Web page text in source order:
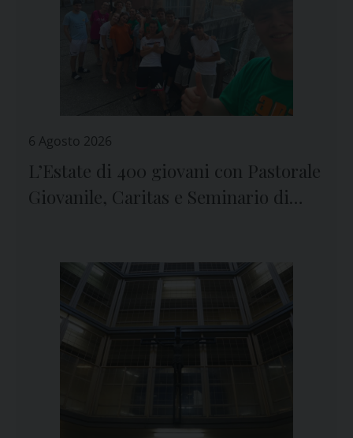
6 Agosto 2026
L’Estate di 400 giovani con Pastorale
Giovanile, Caritas e Seminario di